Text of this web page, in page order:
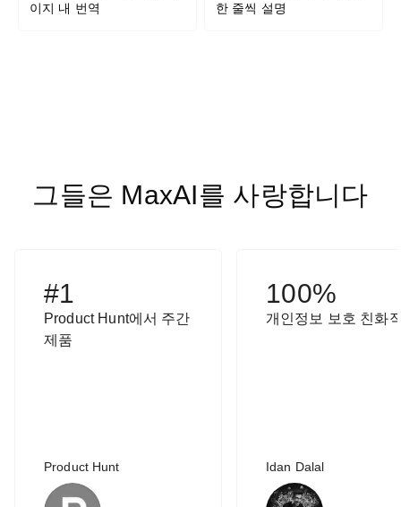
이지 내 번역
한 줄씩 설명
그들은 MaxAI를 사랑합니다
#1
Product Hunt에서 주간
제품
Product Hunt
100%
개인정보 보호 친화
Idan Dalal